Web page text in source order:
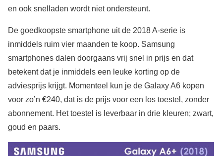
en ook snelladen wordt niet ondersteunt.
De goedkoopste smartphone uit de 2018 A-serie is
inmiddels ruim vier maanden te koop. Samsung
smartphones dalen doorgaans vrij snel in prijs en dat
betekent dat je inmiddels een leuke korting op de
adviesprijs krijgt. Momenteel kun je de Galaxy A6 kopen
voor zo’n €240, dat is de prijs voor een los toestel, zonder
abonnement. Het toestel is leverbaar in drie kleuren; zwart,
goud en paars.